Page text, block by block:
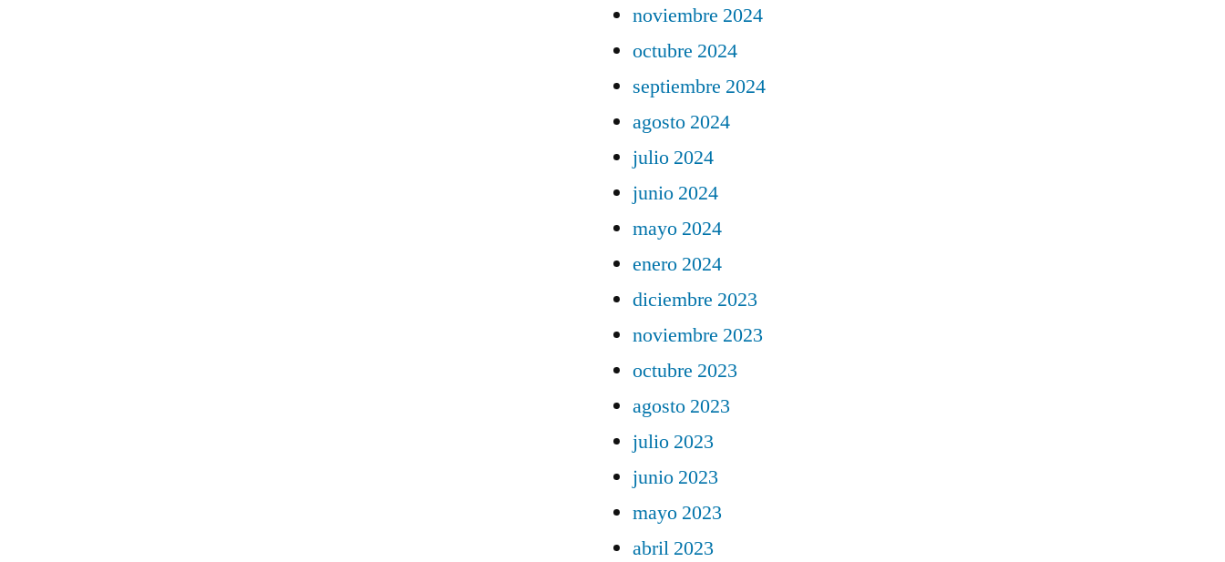
noviembre 2024
octubre 2024
septiembre 2024
agosto 2024
julio 2024
junio 2024
mayo 2024
enero 2024
diciembre 2023
noviembre 2023
octubre 2023
agosto 2023
julio 2023
junio 2023
mayo 2023
abril 2023